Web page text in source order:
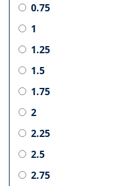
0.75
1
1.25
1.5
1.75
2
2.25
2.5
2.75